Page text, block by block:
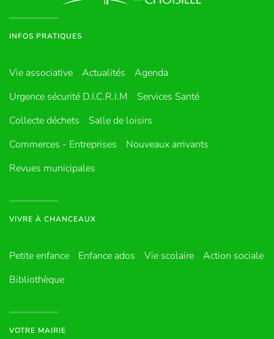
INFOS PRATIQUES
Vie associative Actualités
Agenda
Urgence sécurité D.I.C.R.I.M
Services Santé
Collecte déchets
Salle de loisirs
Commerces - Entreprises
Nouveaux arrivants
Revues municipales
VIVRE À CHANCEAUX
Petite enfance Enfance ados Vie scolaire
Action sociale
Bibliothèque
VOTRE MAIRIE